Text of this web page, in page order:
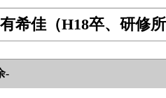
希佳（H18卒、研修
-